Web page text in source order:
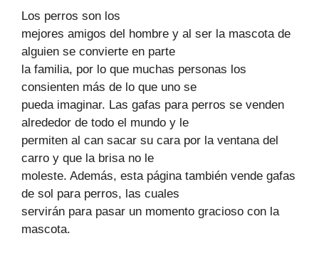
Los perros son los
mejores amigos del hombre y al ser la mascota de
alguien se convierte en parte
la familia, por lo que muchas personas los
consienten más de lo que uno se
pueda imaginar. Las gafas para perros se venden
alrededor de todo el mundo y le
permiten al can sacar su cara por la ventana del
carro y que la brisa no le
moleste. Además, esta página también vende gafas
de sol para perros, las cuales
servirán para pasar un momento gracioso con la
mascota.